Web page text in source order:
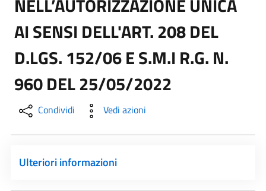
NELL’AUTORIZZAZIONE UNICA
AI SENSI DELL'ART. 208 DEL
D.LGS. 152/06 E S.M.I R.G. N.
960 DEL 25/05/2022
Condividi Vedi azioni
Ulteriori informazioni